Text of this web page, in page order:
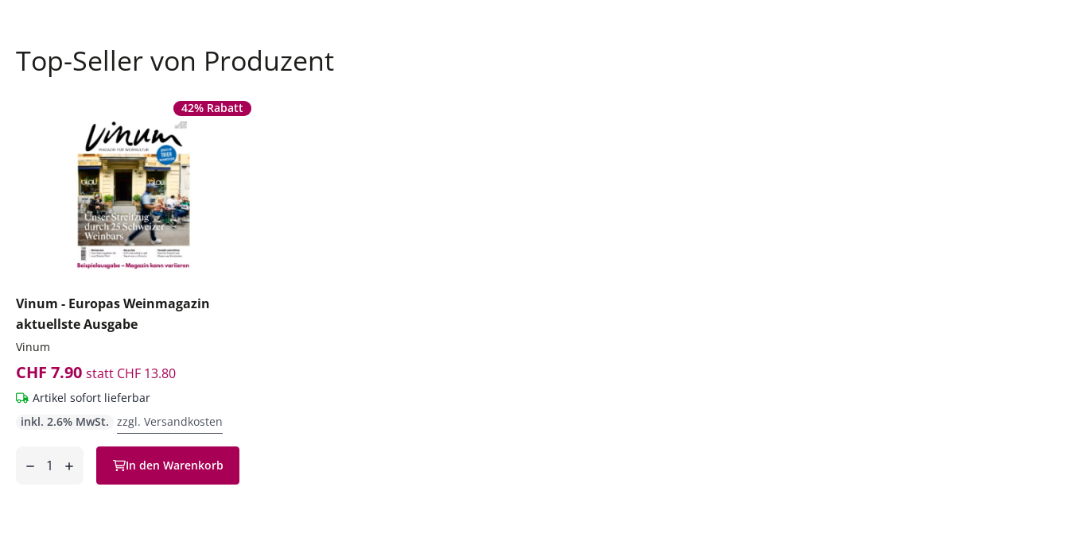
Top-Seller von Produzent
42% Rabatt
Vinum - Europas Weinmagazin
aktuellste Ausgabe
Vinum
CHF 7.90 statt CHF 13.80
Artikel sofort lieferbar
inkl. 2.6% MwSt. zzgl. Versandkosten
In den Warenkorb